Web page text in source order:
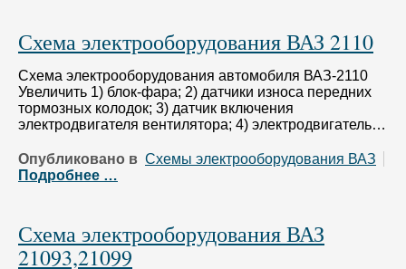
Схема электрооборудования ВАЗ 2110
Схема электрооборудования автомобиля ВАЗ-2110
Увеличить 1) блок-фара; 2) датчики износа передних
тормозных колодок; 3) датчик включения
электродвигателя вентилятора; 4) электродвигатель…
Опубликовано в Схемы электрооборудования ВАЗ
Подробнее …
Схема электрооборудования ВАЗ
21093,21099